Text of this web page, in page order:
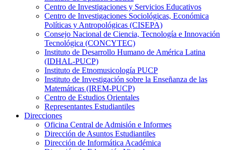
Centro de Investigaciones y Servicios Educativos
Centro de Investigaciones Sociológicas, Económica
Políticas y Antropológicas (CISEPA)
Consejo Nacional de Ciencia, Tecnología e Innovación
Tecnológica (CONCYTEC)
Instituto de Desarrollo Humano de América Latina
(IDHAL-PUCP)
Instituto de Etnomusicología PUCP
Instituto de Investigación sobre la Enseñanza de las
Matemáticas (IREM-PUCP)
Centro de Estudios Orientales
Representantes Estudiantiles
Direcciones
Oficina Central de Admisión e Informes
Dirección de Asuntos Estudiantiles
Dirección de Informática Académica